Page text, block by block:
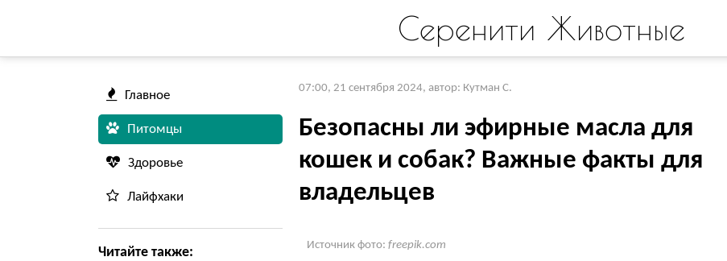
Серенити Животные
Главное
Питомцы
Здоровье
Лайфхаки
Читайте также:
07:00, 21 сентября 2024, автор: Кутман С.
Безопасны ли эфирные масла для
кошек и собак? Важные факты для
владельцев
Источник фото: freepik.com